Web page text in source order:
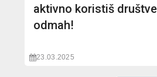
aktivno koristiš
odmah!
23.03.2025